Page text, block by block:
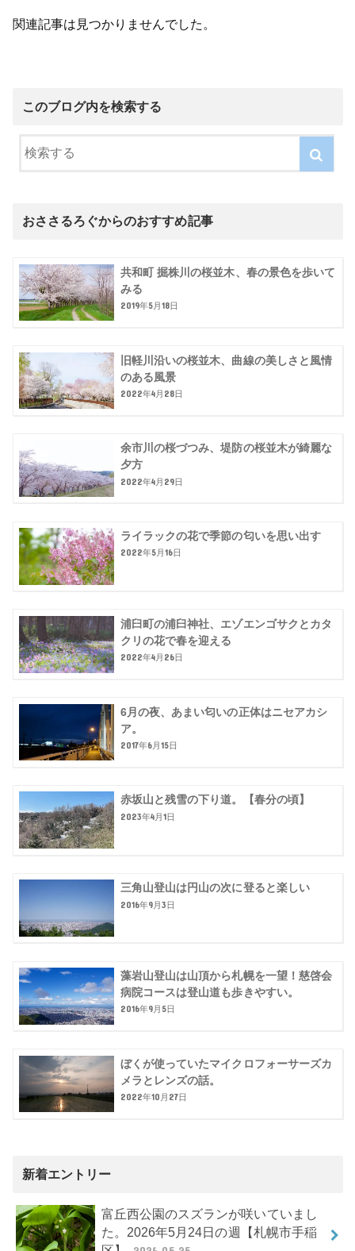
関連記事は見つかりませんでした。
このブログ内を検索する
おささるろぐからのおすすめ記事
共和町 掘株川の桜並木、春の景色を歩いて
みる
2019年5月18日
旧軽川沿いの桜並木、曲線の美しさと風情
のある風景
2022年4月28日
余市川の桜づつみ、堤防の桜並木が綺麗な
夕方
2022年4月29日
ライラックの花で季節の匂いを思い出す
2022年5月16日
浦臼町の浦臼神社、エゾエンゴサクとカタ
クリの花で春を迎える
2022年4月26日
6月の夜、あまい匂いの正体はニセアカシ
ア。
2017年6月15日
赤坂山と残雪の下り道。【春分の頃】
2023年4月1日
三角山登山は円山の次に登ると楽しい
2016年9月3日
藻岩山登山は山頂から札幌を一望！慈啓会
病院コースは登山道も歩きやすい。
2016年9月5日
ぼくが使っていたマイクロフォーサーズカ
メラとレンズの話。
2022年10月27日
新着エントリー
富丘西公園のスズランが咲いていまし
た。2026年5月24日の週【札幌市手稲